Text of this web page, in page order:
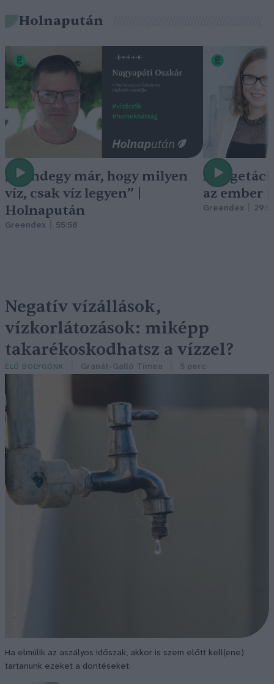
Holnapután
„Mindegy már, hogy milyen
víz, csak víz legyen” |
Holnapután
Greendex 55:58
A
az ember
Greendex
Negatív vízállások,
vízkorlátozások: miképp
takarékoskodhatsz a vízzel?
ÉLŐ BOLYGÓNK Granát-Galló Tímea 5 perc
Ha elmúlik az aszályos időszak, akkor is szem előtt kell(ene)
tartanunk ezeket a döntéseket.